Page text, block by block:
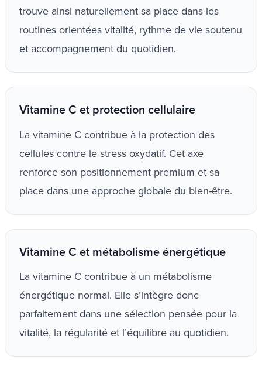
trouve ainsi naturellement sa place dans les
routines orientées vitalité, rythme de vie soutenu
et accompagnement du quotidien.
Vitamine C et protection cellulaire
La vitamine C contribue à la protection des
cellules contre le stress oxydatif. Cet axe
renforce son positionnement premium et sa
place dans une approche globale du bien-être.
Vitamine C et métabolisme énergétique
La vitamine C contribue à un métabolisme
énergétique normal. Elle s’intègre donc
parfaitement dans une sélection pensée pour la
vitalité, la régularité et l’équilibre au quotidien.